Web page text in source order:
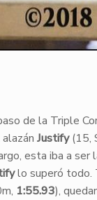
de la Triple
Justify(15,
esta iba a ser
lo superó todo.
1:55.93),